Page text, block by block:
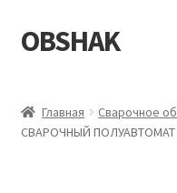
Перейти
к
Перейти
к
OBSHAK
Категории
Главная Сварочное
СВАРОЧНЫЙ ПОЛУАВТОМАТ